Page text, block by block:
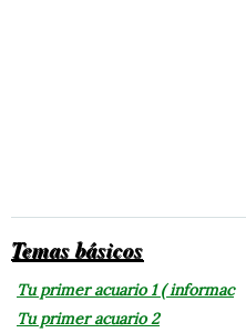
Temas básicos
Tu primer acuario 1 ( informac
Tu primer acuario 2